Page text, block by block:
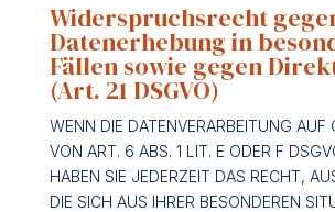
Widerspruchsrecht
Datenerhebung in
Fällen sowie gegen
(Art. 21 DSGVO)
WENN DIE DATENVERARBEITUNG AUF
VON ART. 6 ABS. 1 LIT. E ODER F
HABEN SIE JEDERZEIT DAS RECHT,
DIE SICH AUS IHRER BESONDEREN